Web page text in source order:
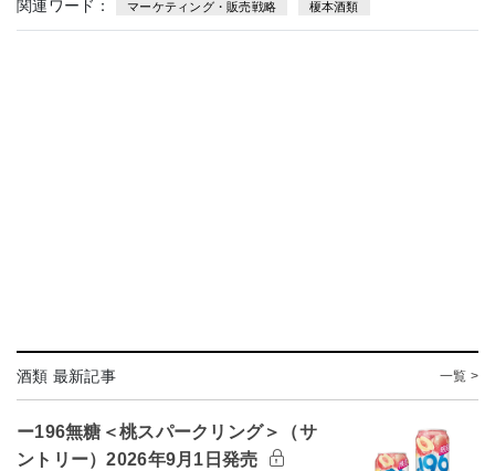
関連ワード： マーケティング・販売戦略 榎本酒類
酒類 最新記事 一覧 >
ー196無糖＜桃スパークリング＞（サ
ントリー）2026年9月1日発売